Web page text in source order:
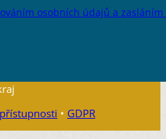
osobních údajů a
• GDPR